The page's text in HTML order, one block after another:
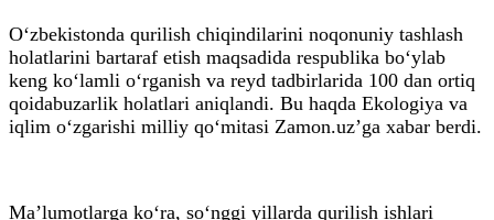
O‘zbekistonda qurilish chiqindilarini noqonuniy tashlash
holatlarini bartaraf etish maqsadida respublika bo‘ylab
keng ko‘lamli o‘rganish va reyd tadbirlarida 100 dan ortiq
qoidabuzarlik holatlari aniqlandi. Bu haqda Ekologiya va
iqlim o‘zgarishi milliy qo‘mitasi Zamon.uz’ga xabar berdi.
Ma’lumotlarga ko‘ra, so‘nggi yillarda qurilish ishlari